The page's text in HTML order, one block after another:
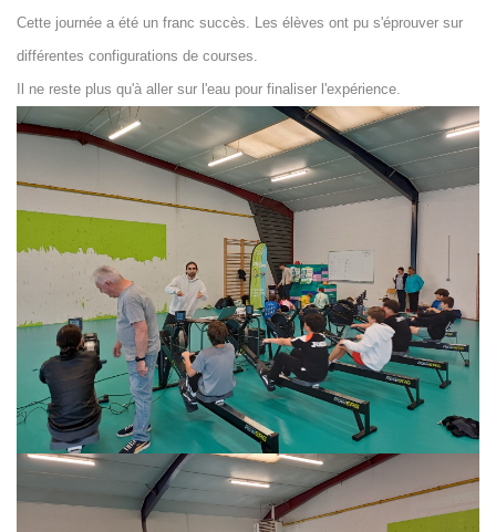
Cette journée a été un franc succès. Les élèves ont pu s'éprouver sur
différentes configurations de courses.
Il ne reste plus qu'à aller sur l'eau pour finaliser l'expérience.